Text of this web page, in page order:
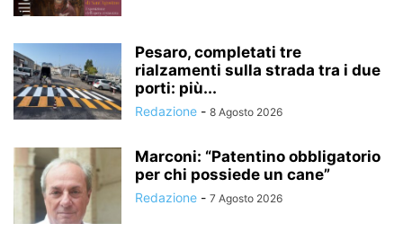
Pesaro, completati tre
rialzamenti sulla strada tra i due
porti: più...
Redazione - 8 Agosto 2026
Marconi: “Patentino obbligatorio
per chi possiede un cane”
Redazione - 7 Agosto 2026